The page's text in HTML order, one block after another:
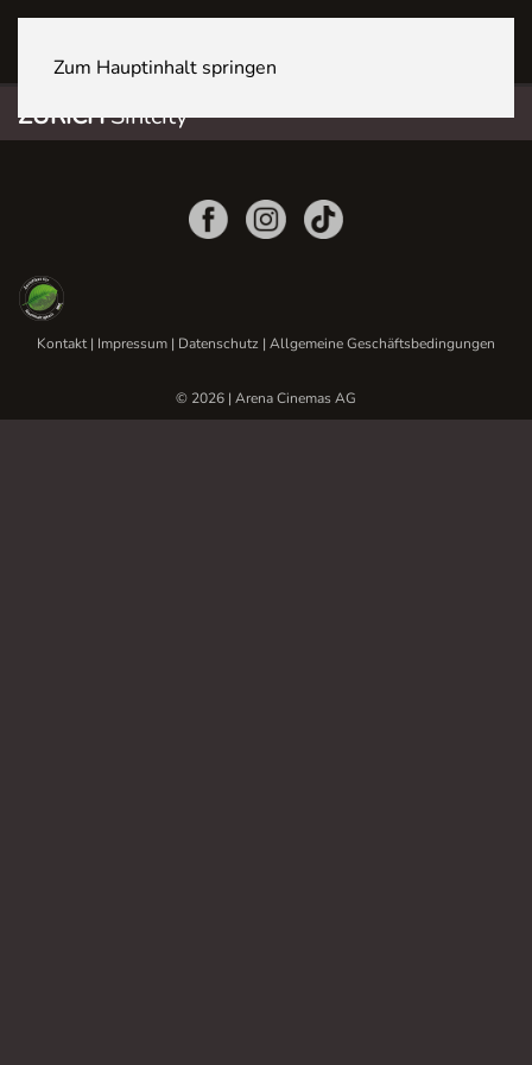
Zum Hauptinhalt springen
ZÜRICHSihlcity
Kontakt| Impressum | Datenschutz | Allgemeine Geschäftsbedingungen
© 2026 | Arena Cinemas AG